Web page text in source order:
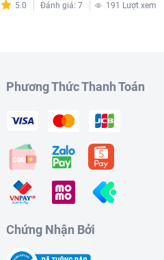
5.0 Đánh giá: 7 191 Lượt xem
Phương Thức Thanh Toán
Chứng Nhận Bởi